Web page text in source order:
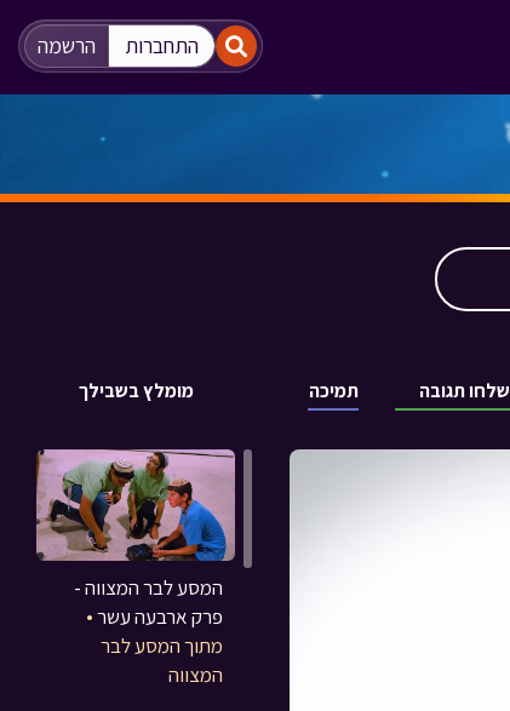
התחברות הרשמה
מומלץ בשבילך תמיכה שלחו תגובה
המסע לבר המצווה -
פרק ארבעה עשר•
מתוך המסע לבר
המצווה